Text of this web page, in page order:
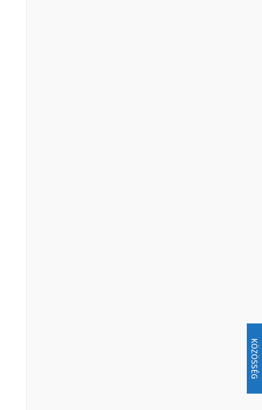
KÖZÖSSÉG